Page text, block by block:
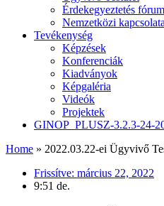
Érdekegyeztetés
Nemzetközi
Tevékenység
Képzések
Konferenciák
Kiadványok
Képgaléria
Videók
Projektek
GINOP_PLUSZ-3.2.3-24-
Home » 2022.03.22-ei Ügyvivő
Frissítve: március 22, 2022
9:51 de.